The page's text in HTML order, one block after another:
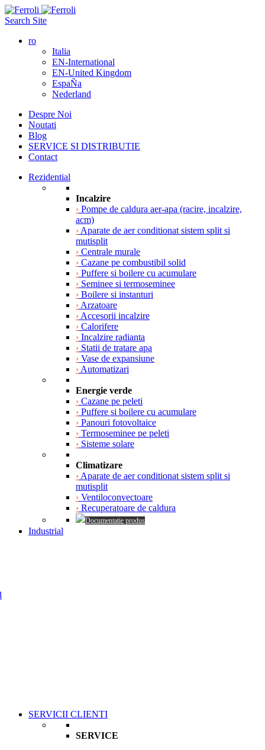
Search Site
ro
Italia
EN-International
EN-United Kingdom
EspaÑa
Nederland
Despre Noi
Noutati
Blog
SERVICE SI DISTRIBUTIE
Contact
Rezidential
Incalzire
› Pompe de caldura aer-apa (racire, incalzire,
acm)
› Aparate de aer conditionat sistem split si
mutisplit
› Centrale murale
› Cazane pe combustibil solid
› Puffere si boilere cu acumulare
› Seminee si termoseminee
› Boilere si instanturi
› Arzatoare
› Accesorii incalzire
› Calorifere
› Incalzire radianta
› Statii de tratare apa
› Vase de expansiune
› Automatizari
Energie verde
› Cazane pe peleti
› Puffere si boilere cu acumulare
› Panouri fotovoltaice
› Termoseminee pe peleti
› Sisteme solare
Climatizare
› Aparate de aer conditionat sistem split si
mutisplit
› Ventiloconvectoare
› Recuperatoare de caldura
Documentatie produs
Industrial
SERVICII CLIENTI
SERVICE